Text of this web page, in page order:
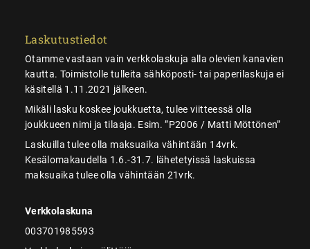
Laskutustiedot
Otamme vastaan vain verkkolaskuja alla olevien kanavien
kautta. Toimistolle tulleita sähköposti- tai paperilaskuja ei
käsitellä 1.11.2021 jälkeen.
Mikäli lasku koskee joukkuetta, tulee viitteessä olla
joukkueen nimi ja tilaaja. Esim. ”P2006 / Matti Möttönen”
Laskuilla tulee olla maksuaika vähintään 14vrk.
Kesälomakaudella 1.6.-31.7. lähetetyissä laskuissa
maksuaika tulee olla vähintään 21vrk.
Verkkolaskuna
003701985593